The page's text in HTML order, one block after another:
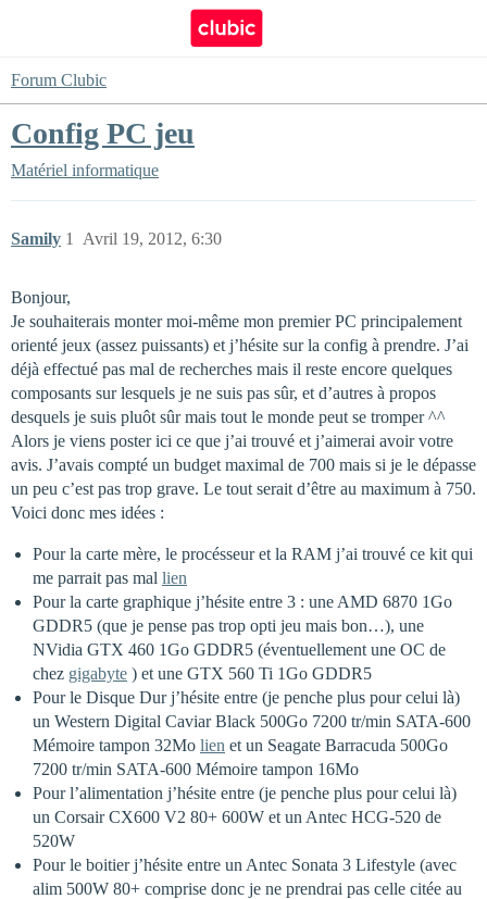
Forum Clubic
Config PC jeu
Matériel informatique
Samily Avril 19, 2012, 6:30
1
Bonjour,
Je souhaiterais monter moi-même mon premier PC principalement
orienté jeux (assez puissants) et j’hésite sur la config à prendre. J’ai
déjà effectué pas mal de recherches mais il reste encore quelques
composants sur lesquels je ne suis pas sûr, et d’autres à propos
desquels je suis pluôt sûr mais tout le monde peut se tromper ^^
Alors je viens poster ici ce que j’ai trouvé et j’aimerai avoir votre
avis. J’avais compté un budget maximal de 700 mais si je le dépasse
un peu c’est pas trop grave. Le tout serait d’être au maximum à 750.
Voici donc mes idées :
Pour la carte mère, le procésseur et la RAM j’ai trouvé ce kit qui
me parrait pas mal lien
Pour la carte graphique j’hésite entre 3 : une AMD 6870 1Go
GDDR5 (que je pense pas trop opti jeu mais bon…), une
NVidia GTX 460 1Go GDDR5 (éventuellement une OC de
chez gigabyte ) et une GTX 560 Ti 1Go GDDR5
Pour le Disque Dur j’hésite entre (je penche plus pour celui là)
un Western Digital Caviar Black 500Go 7200 tr/min SATA-600
Mémoire tampon 32Mo lien et un Seagate Barracuda 500Go
7200 tr/min SATA-600 Mémoire tampon 16Mo
Pour l’alimentation j’hésite entre (je penche plus pour celui là)
un Corsair CX600 V2 80+ 600W et un Antec HCG-520 de
520W
Pour le boitier j’hésite entre un Antec Sonata 3 Lifestyle (avec
alim 500W 80+ comprise donc je ne prendrai pas celle citée au